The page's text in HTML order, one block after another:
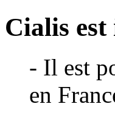
Cialis
- Il est
en